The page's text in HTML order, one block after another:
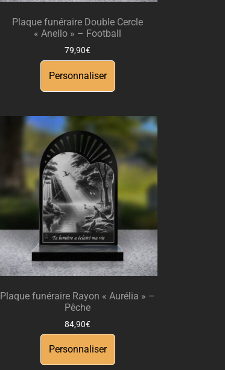
Plaque funéraire Double Cercle
« Anello » – Football
79,90€
Personnaliser
Plaque funéraire Rayon « Aurélia » –
Pêche
84,90€
Personnaliser